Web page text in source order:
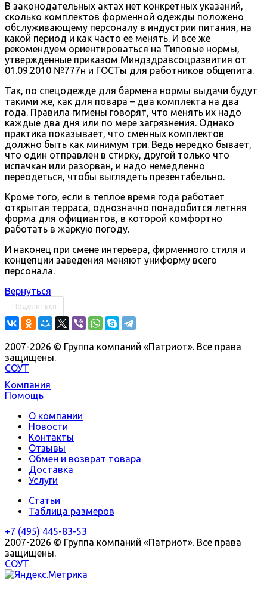
В законодательных актах нет конкретных указаний,
сколько комплектов форменной одежды положено
обслуживающему персоналу в индустрии питания, на
какой период и как часто ее менять. И все же
рекомендуем ориентироваться на Типовые нормы,
утвержденные приказом Миндздравсоцразвития от
01.09.2010 №777н и ГОСТы для работников общепита.
Так, по спецодежде для бармена нормы выдачи будут
такими же, как для повара – два комплекта на два
года. Правила гигиены говорят, что менять их надо
каждые два дня или по мере загрязнения. Однако
практика показывает, что сменных комплектов
должно быть как минимум три. Ведь нередко бывает,
что один отправлен в стирку, другой только что
испачкан или разорван, и надо немедленно
переодеться, чтобы выглядеть презентабельно.
Кроме того, если в теплое время года работает
открытая терраса, однозначно понадобится летняя
форма для официантов, в которой комфортно
работать в жаркую погоду.
И наконец при смене интерьера, фирменного стиля и
концепции заведения меняют униформу всего
персонала.
Вернуться
Поделиться
2007-2026 © Группа компаний «Патриот». Все права
защищены.
СОУТ
Компания
Помощь
О компании
Новости
Контакты
Отзывы
Обмен и возврат товара
Доставка
Услуги
Статьи
Таблица размеров
+7 (495) 445-83-53
2007-2026 © Группа компаний «Патриот». Все права
защищены.
СОУТ